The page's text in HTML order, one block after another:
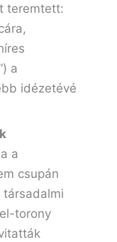
teremtett:
a
idézetévé
a
csupán
torony